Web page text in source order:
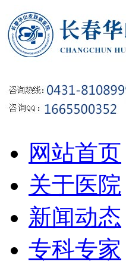
网站首页
关于医院
新闻动态
专科专家